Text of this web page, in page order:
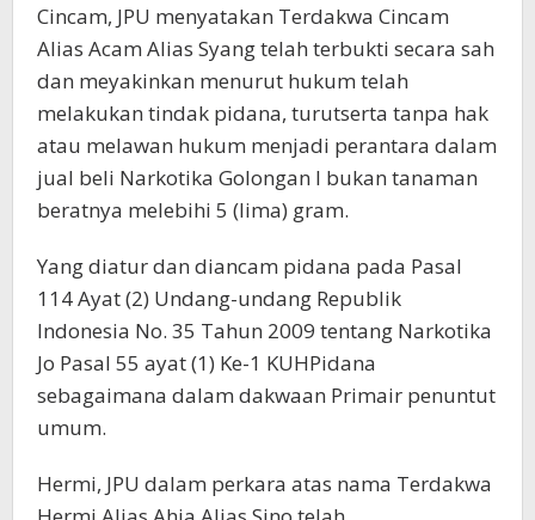
Cincam, JPU menyatakan Terdakwa Cincam
Alias Acam Alias Syang telah terbukti secara sah
dan meyakinkan menurut hukum telah
melakukan tindak pidana, turutserta tanpa hak
atau melawan hukum menjadi perantara dalam
jual beli Narkotika Golongan I bukan tanaman
beratnya melebihi 5 (lima) gram.
Yang diatur dan diancam pidana pada Pasal
114 Ayat (2) Undang-undang Republik
Indonesia No. 35 Tahun 2009 tentang Narkotika
Jo Pasal 55 ayat (1) Ke-1 KUHPidana
sebagaimana dalam dakwaan Primair penuntut
umum.
Hermi, JPU dalam perkara atas nama Terdakwa